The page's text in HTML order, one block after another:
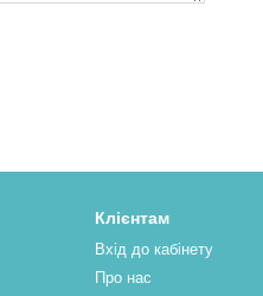
Клієнтам
Вхід до кабінету
Про нас